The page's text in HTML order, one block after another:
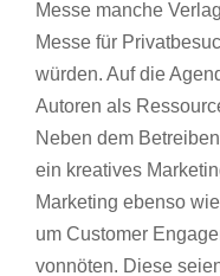
Messe manche
Messe für
würden. Auf die
Autoren als
Neben dem
ein kreatives
Marketing ebenso
um Customer
vonnöten. Diese